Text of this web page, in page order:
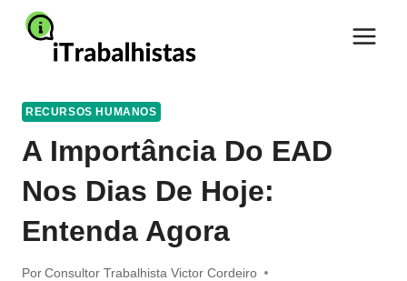
Pular
para
RECURSOS HUMANOS
A Importância Do EAD
Nos Dias De Hoje:
Entenda Agora
Por Consultor Trabalhista Victor Cordeiro